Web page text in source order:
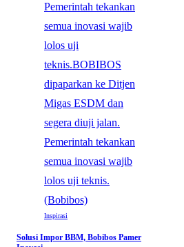
Inspirasi
Solusi Impor BBM, Bobibos Pamer